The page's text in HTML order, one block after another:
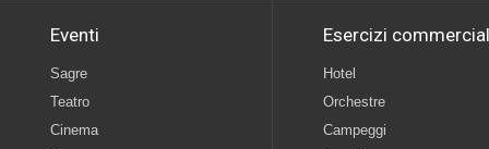
Eventi
Sagre
Teatro
Cinema
Esercizi
Hotel
Orchestre
Campeggi